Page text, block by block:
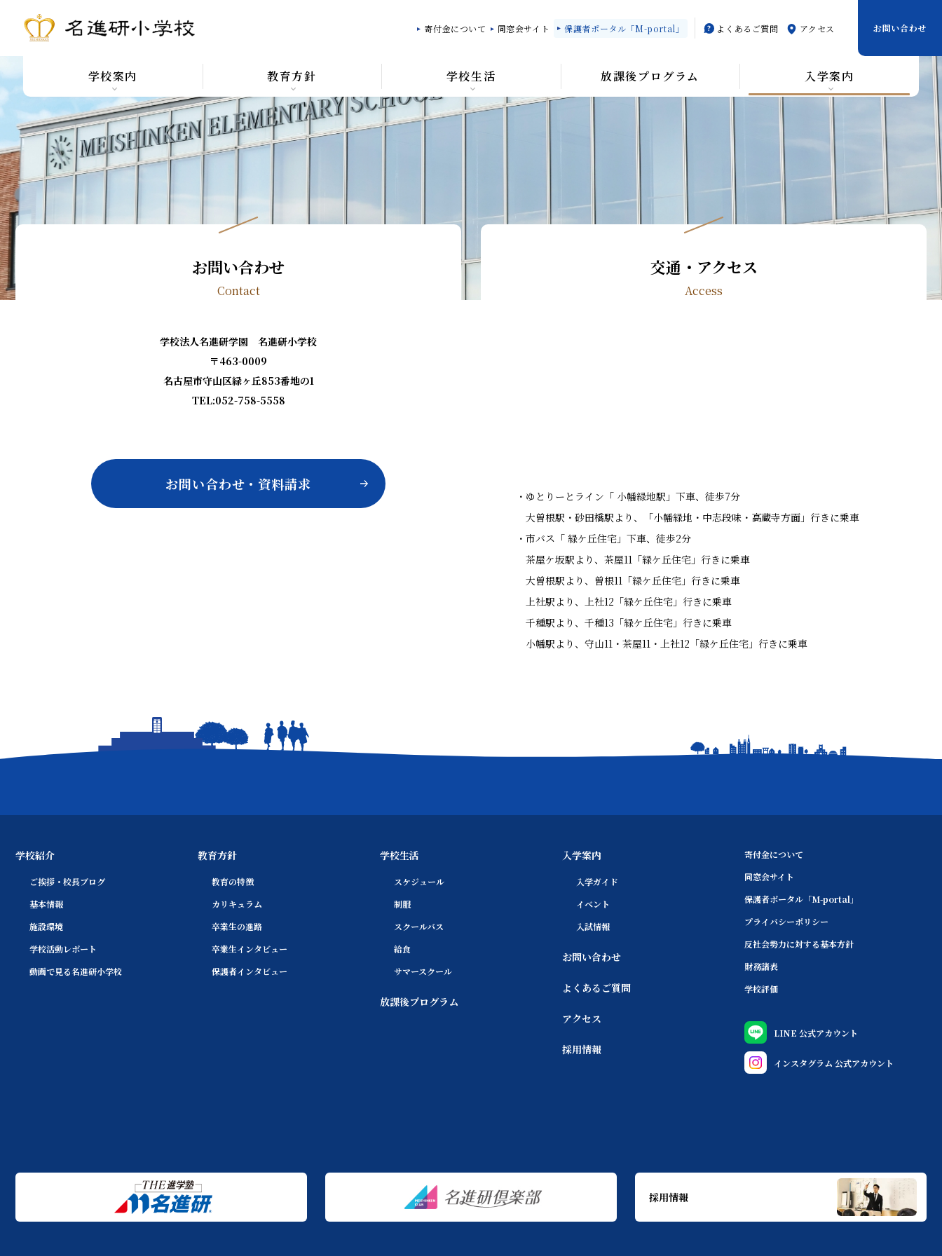
寄付金について 同窓会サイト 保護者ポータル「M-portal」 よくあるご質問 アクセス お問い合わせ
学校案内 教育方針 学校生活 放課後プログラム 入学案内
お問い合わせ
Contact
学校法人名進研学園 名進研小学校
〒463-0009
名古屋市守山区緑ヶ丘853番地の1
TEL:052-758-5558
お問い合わせ・資料請求
交通・アクセス
Access
ゆとりーとライン「 小幡緑地駅」下車、徒歩7分
大曽根駅・砂田橋駅より、「小幡緑地・中志段味・高蔵寺方面」行きに乗車
市バス「 緑ケ丘住宅」下車、徒歩2分
茶屋ケ坂駅より、茶屋11「緑ケ丘住宅」行きに乗車
大曽根駅より、曽根11「緑ケ丘住宅」行きに乗車
上社駅より、上社12「緑ケ丘住宅」行きに乗車
千種駅より、千種13「緑ケ丘住宅」行きに乗車
小幡駅より、守山11・茶屋11・上社12「緑ケ丘住宅」行きに乗車
学校紹介
ご挨拶・校長ブログ
基本情報
施設環境
学校活動レポート
動画で見る名進研小学校
教育方針
教育の特徴
カリキュラム
卒業生の進路
卒業生インタビュー
保護者インタビュー
学校生活
スケジュール
制服
スクールバス
給食
サマースクール
放課後プログラム
入学案内
入学ガイド
イベント
入試情報
お問い合わせ
よくあるご質問
アクセス
採用情報
寄付金について
同窓会サイト
保護者ポータル「M-portal」
プライバシーポリシー
反社会勢力に対する基本方針
財務諸表
学校評価
LINE 公式アカウント
インスタグラム 公式アカウント
採用情報